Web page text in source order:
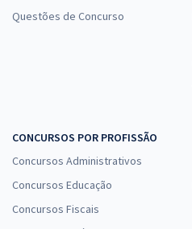
Questões de Concurso
CONCURSOS POR PROFISSÃO
Concursos Administrativos
Concursos Educação
Concursos Fiscais